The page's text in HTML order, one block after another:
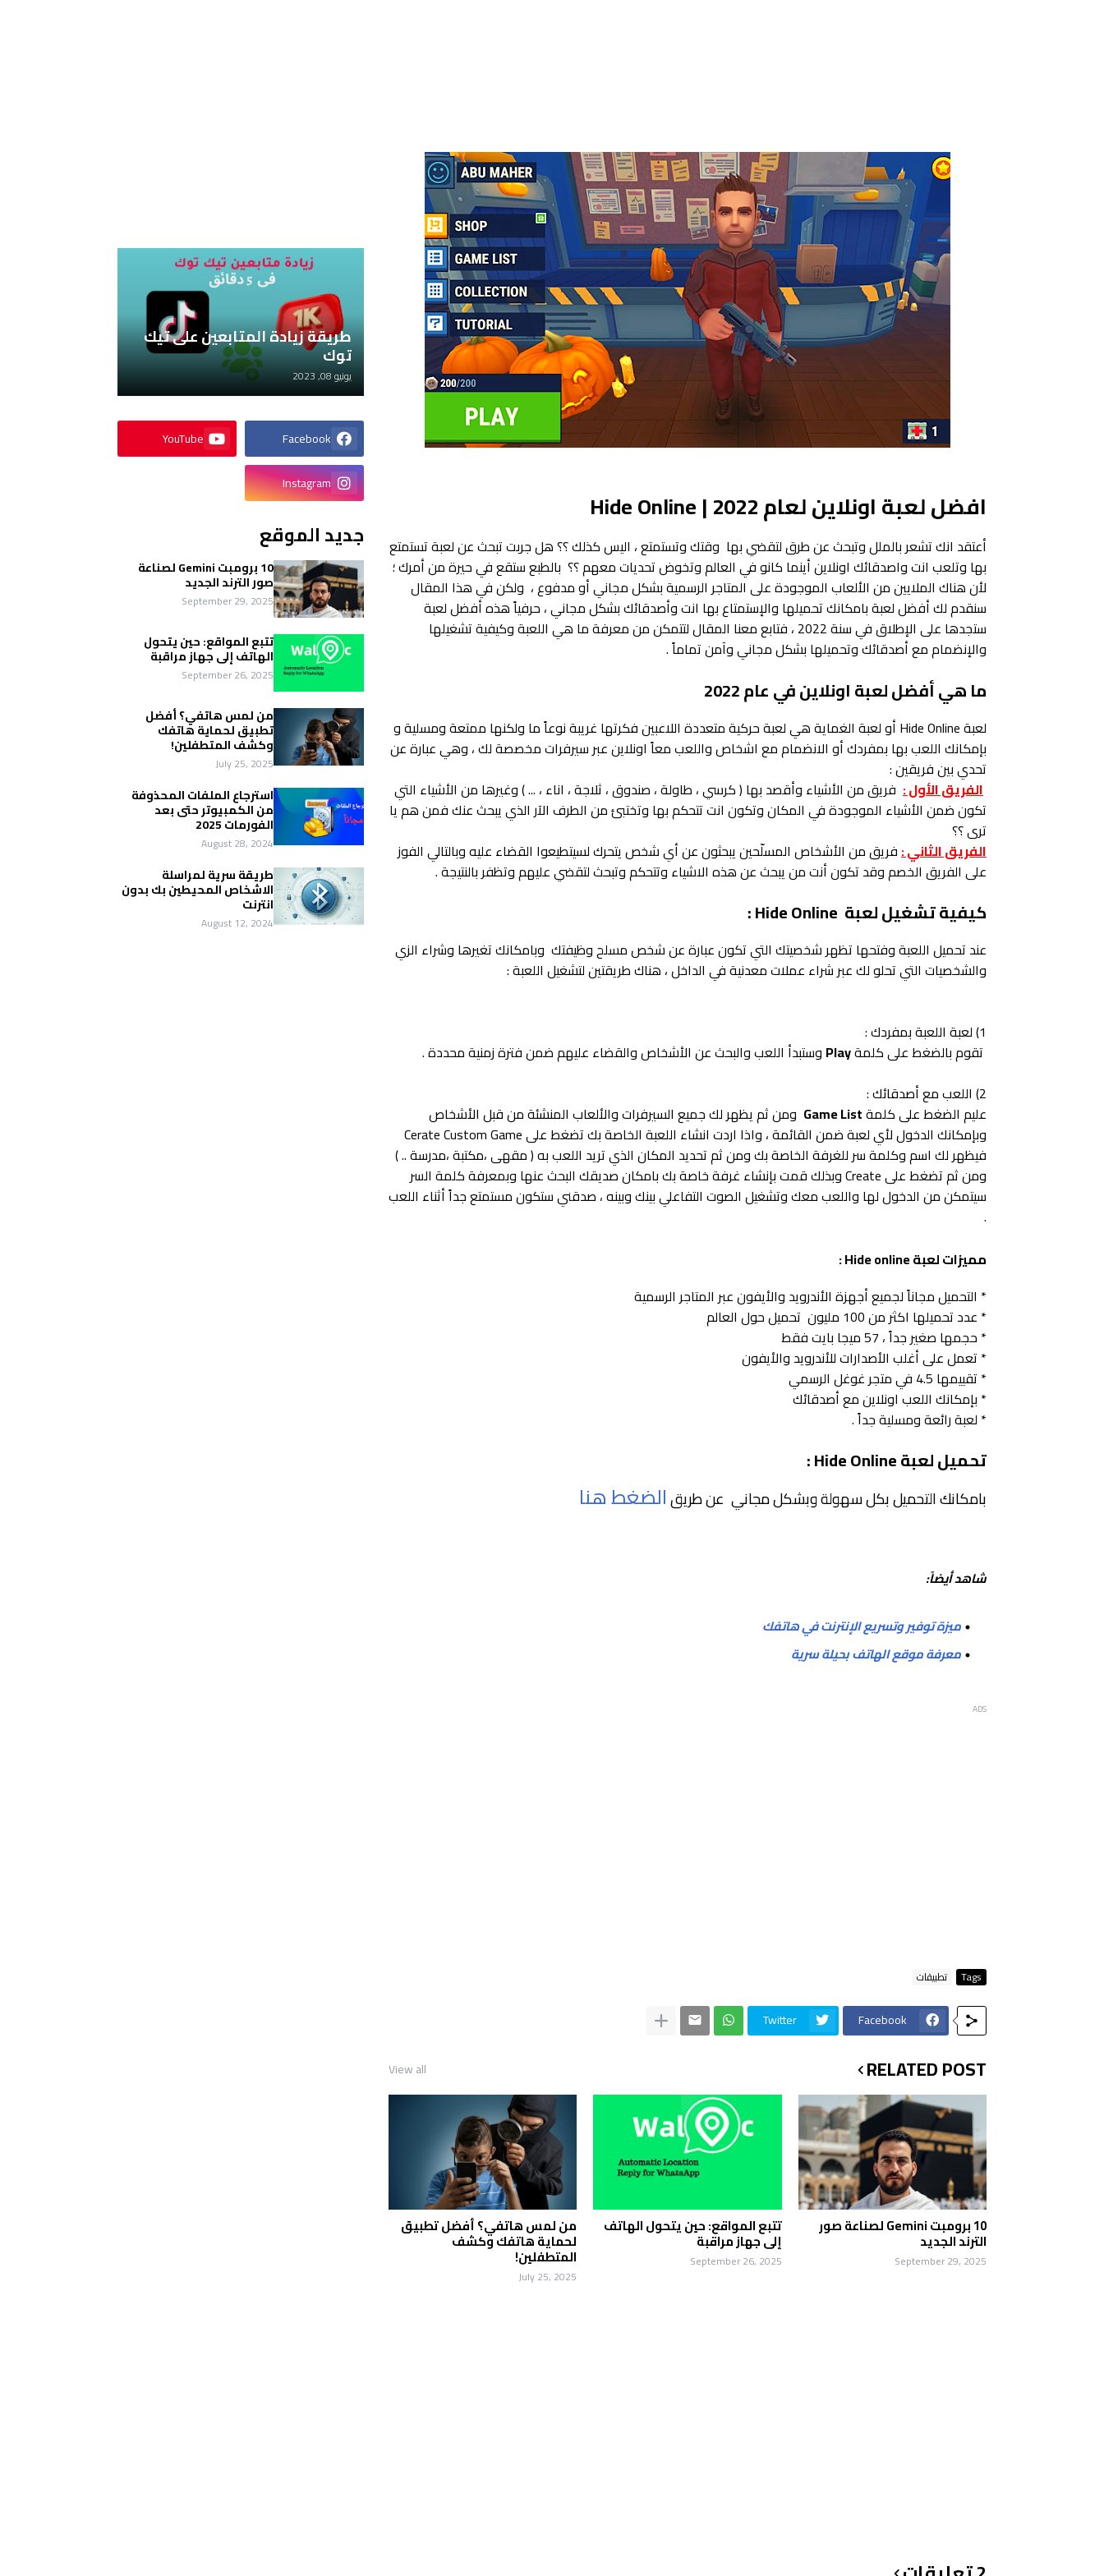
افضل لعبة اونلاين لعام 2022 | Hide Online
أعتقد انك تشعر بالملل وتبحث عن طرق لتقضي بها وقتك وتستمتع ، اليس كذلك ؟؟ هل جربت تبحث عن لعبة تستمتع
بها وتلعب انت واصدقائك اونلاين أينما كانو في العالم وتخوض تحديات معهم ؟؟ بالطبع ستقع في حيرة من أمرك ؛
لأن هناك الملايين من الألعاب الموجودة على المتاجر الرسمية بشكل مجاني أو مدفوع ، ولكن في هذا المقال
سنقدم لك أفضل لعبة بامكانك تحميلها والإستمتاع بها انت وأصدقائك بشكل مجاني ، حرفياً هذه أفضل لعبة
ستجدها على الإطلاق في سنة 2022 ، فتابع معنا المقال لتتمكن من معرفة ما هي اللعبة وكيفية تشغيلها
والإنضمام مع أصدقائك وتحميلها بشكل مجاني وآمن تماماً .
ما هي أفضل لعبة اونلاين في عام 2022
لعبة Hide Online أو لعبة الغماية هي لعبة حركية متعددة اللاعبين فكرتها غريبة نوعاً ما ولكنها ممتعة ومسلية و
بإمكانك اللعب بها بمفردك أو الانضمام مع اشخاص واللعب معاً اونلاين عبر سيرفرات مخصصة لك ، وهي عبارة عن
تحدي بين فريقين :
الفريق الأول : فريق من الأشياء وأقصد بها ( كرسي ، طاولة ، صندوق ، ثلاجة ، اناء ، ... ) وغيرها من الأشياء التي
تكون ضمن الأشياء الموجودة في المكان وتكون انت تتحكم بها وتختبئ من الطرف الآر الذي يبحث عنك فمن هم يا
ترى ؟؟
الفريق الثاني :فريق من الأشخاص المسلّحين يبحثون عن أي شخص يتحرك لسيتطيعوا القضاء عليه وبالتالي الفوز
على الفريق الخصم وقد تكون أنت من يبحث عن هذه الاشياء وتتحكم وتبحث لتقضي عليهم وتظفر بالنتيجة .
كيفية تشغيل لعبة Hide Online :
عند تحميل اللعبة وفتحها تظهر شخصيتك التي تكون عبارة عن شخص مسلح وظيفتك وبامكانك تغيرها وشراء الزي
والشخصيات التي تحلو لك عبر شراء عملات معدنية في الداخل ، هناك طريقتين لتشغيل اللعبة :
1) لعبة اللعبة بمفردك :
تقوم بالضغط على كلمةPlay وستبدأ اللعب والبحث عن الأشخاص والقضاء عليهم ضمن فترة زمنية محددة .
2) اللعب مع أصدقائك :
عليم الضغط على كلمةGame List ومن ثم يظهر لك جميع السيرفرات والألعاب المنشئة من قبل الأشخاص
فيظهر لك اسم وكلمة سر للغرفة الخاصة بك ومن ثم تحديد المكان الذي تريد اللعب به ( مقهى ،مكتبة ،مدرسة .. )
ومن ثم تضغط على Create وبذلك قمت بإنشاء غرفة خاصة بك بامكان صديقك البحث عنها وبمعرفة كلمة السر
سيتمكن من الدخول لها واللعب معك وتشغيل الصوت التفاعلي بينك وبينه ، صدقني ستكون مستمتع جداً أثناء اللعب
.
مميزات لعبة Hide online :
* التحميل مجاناً لجميع أجهزة الأندرويد والأيفون عبر المتاجر الرسمية
* عدد تحميلها اكثر من 100 مليون تحميل حول العالم
* حجمها صغير جداً ، 57 ميجا بايت فقط
* تعمل على أغلب الأصدارات للأندرويد والأيفون
* تقييمها 4.5 في متجر غوغل الرسمي
* بإمكانك اللعب اونلاين مع أصدقائك
* لعبة رائعة ومسلية جداً .
تحميل لعبة Hide Online :
بامكانك التحميل بكل سهولة وبشكل مجاني عن طريقالضغط هنا
شاهد أيضاً:
ميزة توفير وتسريع الإنترنت في هاتفك
معرفة موقع الهاتف بحيلة سرية
ADS
Tags تطبيقات
Facebook
Twitter
RELATED POST
View all
10 برومبت Gemini لصناعة صور
الترند الجديد
September 29, 2025
تتبع المواقع: حين يتحول الهاتف
إلى جهاز مراقبة
September 26, 2025
من لمس هاتفي؟ أفضل تطبيق
لحماية هاتفك وكشف
المتطفلين!
July 25, 2025
طريقة زيادة المتابعين على تيك
توك
يونيو 08, 2023
Facebook
YouTube
Instagram
جديد الموقع
10 برومبت Gemini لصناعة
صور الترند الجديد
September 29, 2025
تتبع المواقع: حين يتحول
الهاتف إلى جهاز مراقبة
September 26, 2025
من لمس هاتفي؟ أفضل
تطبيق لحماية هاتفك
وكشف المتطفلين!
July 25, 2025
استرجاع الملفات المحذوفة
من الكمبيوتر حتى بعد
الفورمات 2025
August 28, 2024
طريقة سرية لمراسلة
الاشخاص المحيطين بك بدون
انترنت
August 12, 2024